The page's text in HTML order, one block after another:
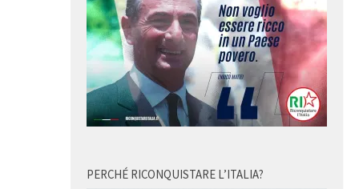
PERCHÉ RICONQUISTARE L’ITALIA?